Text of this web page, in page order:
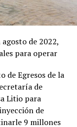
en Pekín
con otro
relevantes
del
Rusia dejó
o el
con
petróleo,
.
de 2022,
para operar
de Egresos de la
de
Litio para
de
9 millones